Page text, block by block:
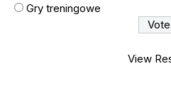
Gry treningowe
View